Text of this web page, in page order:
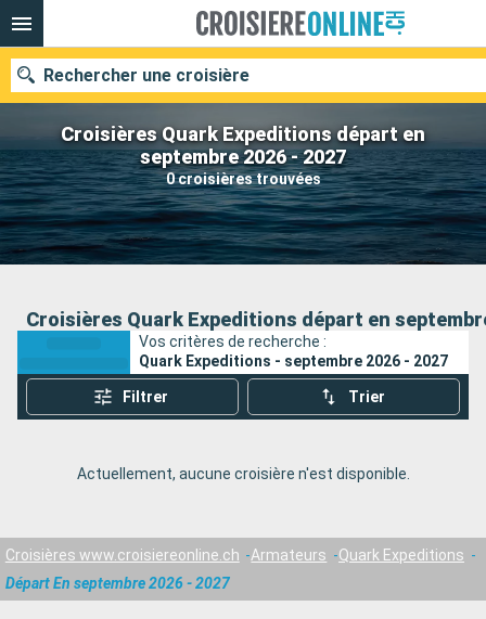
Croisières Quark Expeditions départ en
septembre 2026 - 2027
0 croisières trouvées
Rechercher une croisière
Nos destinations
Mois de départ
Rechercher
Croisières Quark Expeditions départ en
Vos critères de recherche :
Quark Expeditions - septembre 2026 - 2027
Filtrer Trier
Actuellement, aucune croisière n'est disponible.
Croisières www.croisiereonline.ch Armateurs
Quark Expeditions
Départ En septembre 2026 - 2027